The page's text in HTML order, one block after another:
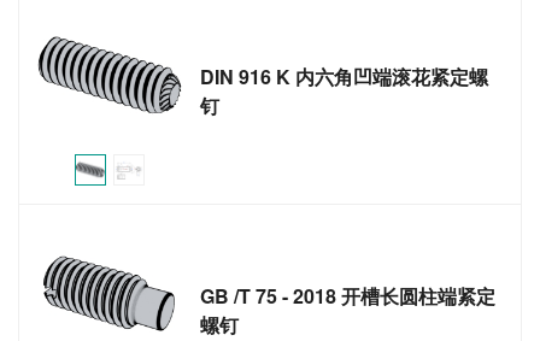
DIN 916 K 内六角凹端滚花紧定螺
钉
GB /T 75 - 2018 开槽长圆柱端紧定
螺钉